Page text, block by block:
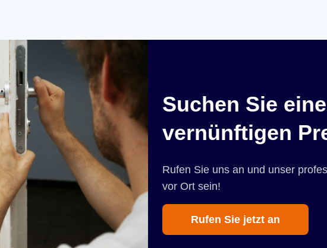
Suchen Sie
vernünftigen
Rufen Sie uns an und unser
vor Ort sein!
Rufen Sie jetzt an